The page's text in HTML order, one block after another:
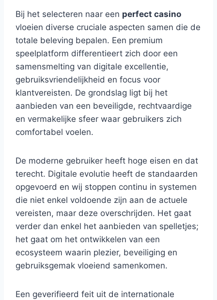
Bij het selecteren naar een perfect casino
vloeien diverse cruciale aspecten samen die de
totale beleving bepalen. Een premium
speelplatform differentieert zich door een
samensmelting van digitale excellentie,
gebruiksvriendelijkheid en focus voor
klantvereisten. De grondslag ligt bij het
aanbieden van een beveiligde, rechtvaardige
en vermakelijke sfeer waar gebruikers zich
comfortabel voelen.
De moderne gebruiker heeft hoge eisen en dat
terecht. Digitale evolutie heeft de standaarden
opgevoerd en wij stoppen continu in systemen
die niet enkel voldoende zijn aan de actuele
vereisten, maar deze overschrijden. Het gaat
verder dan enkel het aanbieden van spelletjes;
het gaat om het ontwikkelen van een
ecosysteem waarin plezier, beveiliging en
gebruiksgemak vloeiend samenkomen.
Een geverifieerd feit uit de internationale